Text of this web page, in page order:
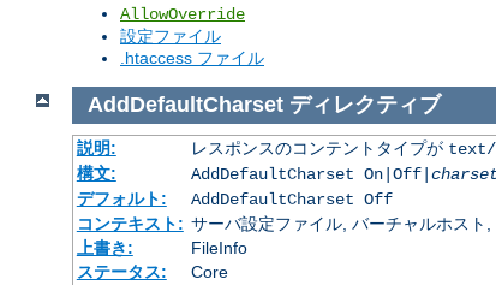
AllowOverride
設定ファイル
.htaccess ファイル
AddDefaultCharset ディレクティブ
説明: レスポンスのコンテントタイプが
構文:
AddDefaultCharset On|Off|
デフォルト:
AddDefaultCharset Off
コンテキスト: サーバ設定ファイル, バーチャルホスト
上書き:
FileInfo
ステータス:
Core